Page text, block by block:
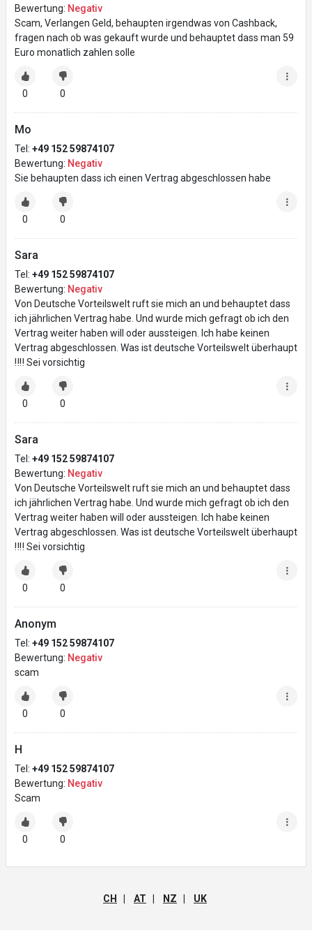
Bewertung: Negativ
Scam, Verlangen Geld, behaupten irgendwas von Cashback,
fragen nach ob was gekauft wurde und behauptet dass man 59
Euro monatlich zahlen solle
0 0
Mo
Tel: +49 152 59874107
Bewertung: Negativ
Sie behaupten dass ich einen Vertrag abgeschlossen habe
0 0
Sara
Tel: +49 152 59874107
Bewertung: Negativ
Von Deutsche Vorteilswelt ruft sie mich an und behauptet dass
ich jährlichen Vertrag habe. Und wurde mich gefragt ob ich den
Vertrag weiter haben will oder aussteigen. Ich habe keinen
Vertrag abgeschlossen. Was ist deutsche Vorteilswelt überhaupt
‼️‼️ Sei vorsichtig
0 0
Sara
Tel: +49 152 59874107
Bewertung: Negativ
Von Deutsche Vorteilswelt ruft sie mich an und behauptet dass
ich jährlichen Vertrag habe. Und wurde mich gefragt ob ich den
Vertrag weiter haben will oder aussteigen. Ich habe keinen
Vertrag abgeschlossen. Was ist deutsche Vorteilswelt überhaupt
‼️‼️ Sei vorsichtig
0 0
Anonym
Tel: +49 152 59874107
Bewertung: Negativ
scam
0 0
H
Tel: +49 152 59874107
Bewertung: Negativ
Scam
0 0
CH AT NZ UK